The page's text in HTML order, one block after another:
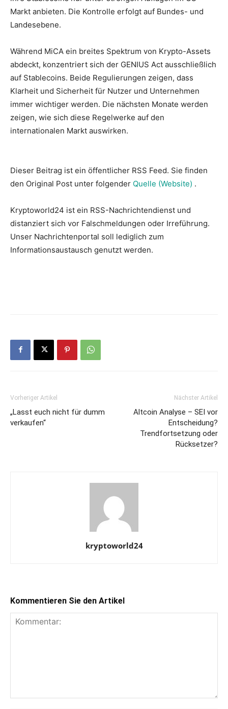
Markt anbieten. Die Kontrolle erfolgt auf Bundes- und
Landesebene.
Während MiCA ein breites Spektrum von Krypto-Assets
abdeckt, konzentriert sich der GENIUS Act ausschließlich
auf Stablecoins. Beide Regulierungen zeigen, dass
Klarheit und Sicherheit für Nutzer und Unternehmen
immer wichtiger werden. Die nächsten Monate werden
zeigen, wie sich diese Regelwerke auf den
internationalen Markt auswirken.
Dieser Beitrag ist ein öffentlicher RSS Feed. Sie finden
den Original Post unter folgender Quelle (Website) .
Kryptoworld24 ist ein RSS-Nachrichtendienst und
distanziert sich vor Falschmeldungen oder Irreführung.
Unser Nachrichtenportal soll lediglich zum
Informationsaustausch genutzt werden.
Vorheriger Artikel
„Lasst euch nicht für dumm
verkaufen“
Nächster Artikel
Altcoin Analyse – SEI vor
Entscheidung?
Trendfortsetzung oder
Rücksetzer?
kryptoworld24
Kommentieren Sie den Artikel